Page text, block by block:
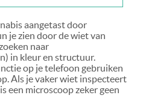
aangetast door
je zien door de wiet van
naar
in kleur en structuur.
op je telefoon gebruiken
Als je vaker wiet inspecteert
een microscoop zeker geen